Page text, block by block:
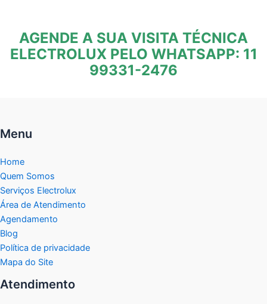
AGENDE A SUA VISITA TÉCNICA
ELECTROLUX PELO WHATSAPP: 11
99331-2476
Menu
Home
Quem Somos
Serviços Electrolux
Área de Atendimento
Agendamento
Blog
Política de privacidade
Mapa do Site
Atendimento